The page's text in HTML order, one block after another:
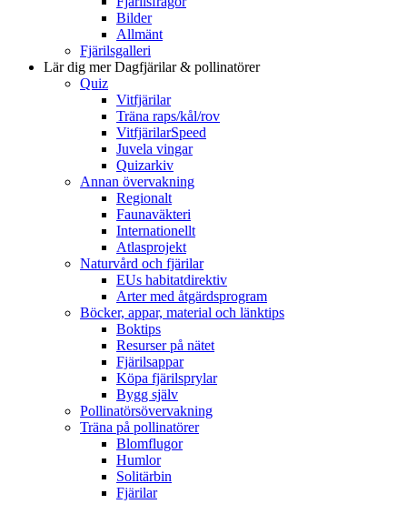
Bilder
Allmänt
Fjärilsgalleri
Lär dig merDagfjärilar & pollinatörer
Quiz
Vitfjärilar
Träna raps/kål/rov
VitfjärilarSpeed
Juvela vingar
Quizarkiv
Annan övervakning
Regionalt
Faunaväkteri
Internationellt
Atlasprojekt
Naturvård och fjärilar
EUs habitatdirektiv
Arter med åtgärdsprogram
Böcker, appar, material och länktips
Boktips
Resurser på nätet
Fjärilsappar
Köpa fjärilsprylar
Bygg själv
Pollinatörsövervakning
Träna på pollinatörer
Blomflugor
Humlor
Solitärbin
Fjärilar